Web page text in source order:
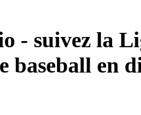
- suivez la
baseball en